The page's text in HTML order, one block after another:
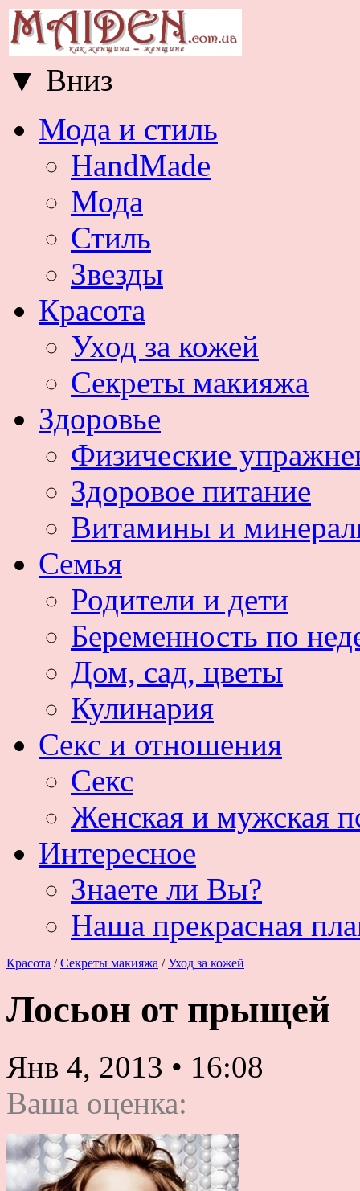
▼ Вниз
Мода и стиль
HandMade
Мода
Стиль
Звезды
Красота
Уход за кожей
Секреты макияжа
Здоровье
Физические
Здоровое питание
Витамины и
Семья
Родители и дети
Беременность по
Дом, сад, цветы
Кулинария
Секс и отношения
Секс
Женская и мужская
Интересное
Знаете ли Вы?
Наша прекрасная
Красота / Секреты макияжа / Уход за кожей
Лосьон от прыщей
Янв 4, 2013 • 16:08
Ваша оценка: